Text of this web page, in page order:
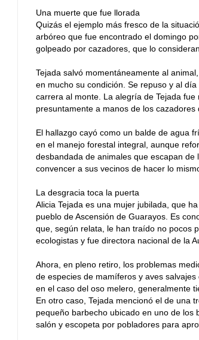
Una muerte que fue llorada
Quizás el ejemplo más fresco de la
arbóreo que fue encontrado el domingo
golpeado por cazadores, que lo
Tejada salvó momentáneamente al
en mucho su condición. Se repuso y al
carrera al monte. La alegría de Tejada
presuntamente a manos de los cazadores
El hallazgo cayó como un balde de agua
en el manejo forestal integral, aunque
desbandada de animales que escapan
convencer a sus vecinos de hacer lo
La desgracia toca la puerta
Alicia Tejada es una mujer jubilada, que
pueblo de Ascensión de Guarayos. Es
que, según relata, le han traído no pocos
ecologistas y fue directora nacional de la
Ahora, en pleno retiro, los problemas
de especies de mamíferos y aves
en el caso del oso melero, generalmente
En otro caso, Tejada mencionó el de una
pequeño barbecho ubicado en uno de los
salón y escopeta por pobladores para